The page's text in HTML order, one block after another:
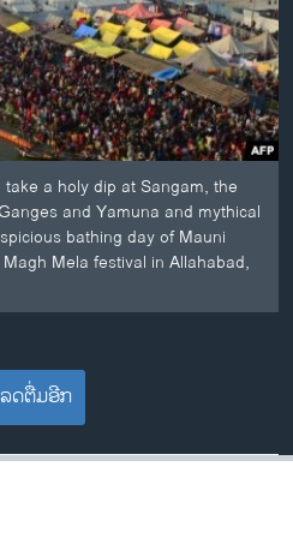
a holy dip at Sangam, the
and Yamuna and mythical
bathing day of Mauni
Mela festival in Allahabad,
ດຕື່ມອີກ